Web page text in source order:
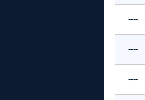
----
----
----